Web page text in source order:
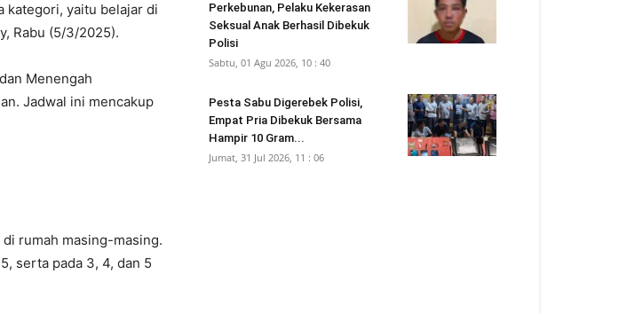
kategori, yaitu belajar di
Rabu (5/3/2025).
Menengah
Jadwal ini mencakup
rumah masing-masing.
serta pada 3, 4, dan 5
Perkebunan, Pelaku Kekerasan
Seksual Anak Berhasil Dibekuk
Polisi
Sabtu, 01 Agu 2026, 10 : 40
Pesta Sabu Digerebek Polisi,
Empat Pria Dibekuk Bersama
Hampir 10 Gram...
Jumat, 31 Jul 2026, 11 : 06